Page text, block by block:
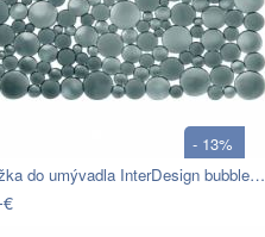
- 13%
do umývadla InterDesign bubble…